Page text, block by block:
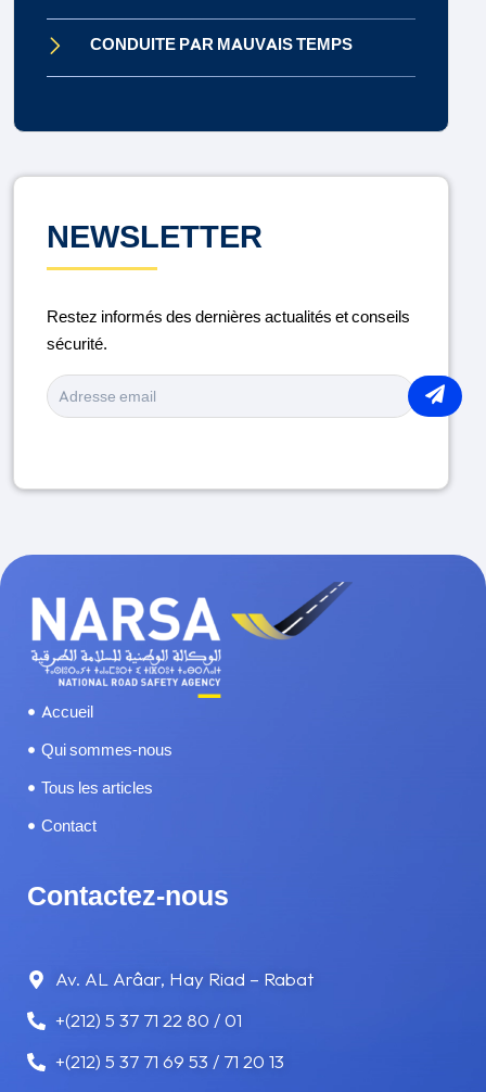
CONDUITE PAR MAUVAIS TEMPS
ENTRETIEN DU VÉHICULE
MÉDICAMENTS ET CONDUITE
PORT DU CASQUE
RAMADAN
SÉCURITÉ ROUTIÈRE
SOMNOLENCE ET FATIGUE
TRAMWAY
VOYAGE
NEWSLETTER
Restez informés des dernières actualités et conseils
sécurité.
Accueil
Qui sommes-nous
Tous les articles
Contact
Contactez-nous
Av. AL Arâar, Hay Riad – Rabat
+(212) 5 37 71 22 80 / 01
+(212) 5 37 71 69 53 / 71 20 13